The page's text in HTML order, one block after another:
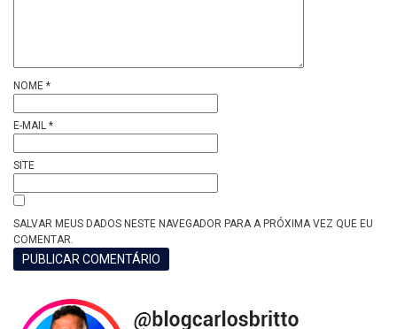
NOME *
E-MAIL *
SITE
SALVAR MEUS DADOS NESTE NAVEGADOR PARA A PRÓXIMA VEZ QUE EU
COMENTAR.